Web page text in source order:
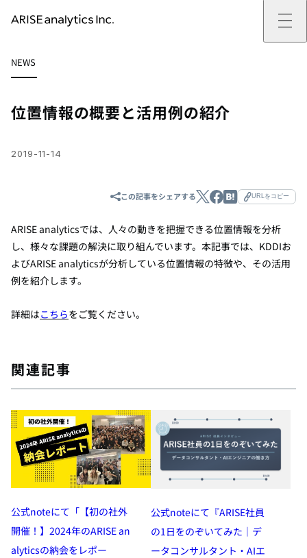
ARISE analyticsとはトップ
ミッション・バリュー
働きがいのある会社づくり
サービス
提供サービストップ
カスタマーサポート改革
ドローン・ビジネス活用
生成AI活用支援
実績
データドリブン改革の推進支援
新規事業の立ち上げ支援
企業情報
企業情報トップ
サステナビリティ
ニュース
プレスリリース
TECH BLOG
採用トップ
キャリア開発
働く環境
数字で見るARISE analytics
NEWS
位置情報の概要と活用例の紹介
2019-11-14
この記事をシェアする URLをコピー
ARISE analyticsでは、人々の動きを把握できる位置情報を分析
し、様々な課題の解決に取り組んでいます。本記事では、KDDIお
よびARISE analyticsが分析している位置情報の特徴や、その活用
例を紹介します。
詳細はこちらをご覧ください。
関連記事
公式noteにて「【初の社外
開催！】2024年のARISE an
alyticsの納会をレポー
公式noteにて『ARISE社員
の1日をのぞいてみた｜デ
ータコンサルタント・AIエ